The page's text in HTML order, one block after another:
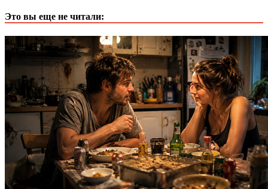
Это вы еще не читали: